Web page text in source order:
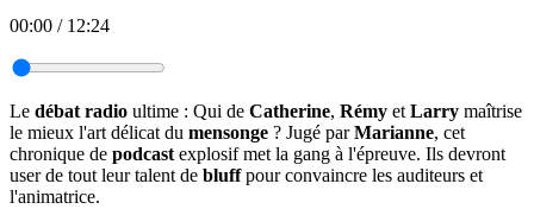
00:00 / 12:24
Le débat radio ultime : Qui de Catherine, Rémy et Larry maîtrise
le mieux l'art délicat du mensonge ? Jugé parMarianne, cet
chronique de podcast explosif met la gang à l'épreuve. Ils devront
user de tout leur talent de bluffpour convaincre les auditeurs et
l'animatrice.